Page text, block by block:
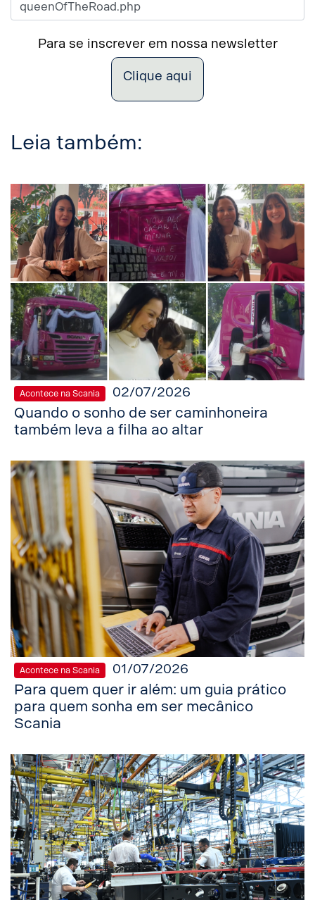
Para se inscrever em nossa newsletter
Clique aqui
Leia também:
Acontece na Scania 02/07/2026
Quando o sonho de ser caminhoneira
também leva a filha ao altar
Acontece na Scania 01/07/2026
Para quem quer ir além: um guia prático
para quem sonha em ser mecânico
Scania